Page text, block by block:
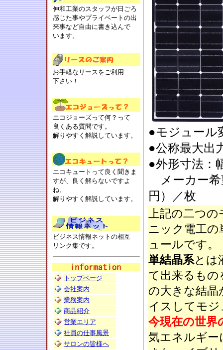
伸和工業のスタッフが日ごろ
感じた事やプライベートの出
来事など自由に書き込んで
います。
お手軽なリースをご利用
下さい！
エコジョーズって何？って
良くある質問です。
解りやすく解説しています。
エコキュートって良く聞きま
すが、良く解らないですよ
ね、
解りやすく解説しています。
ビジネス情報ネットの相互
リンク集です。
トップページ
会社案内
業務案内
商品紹介
営業エリア
社員の仕事風景
サロンの皆様へ
●モジュール
●公称最大出
●外形寸法：
メーカー
円）／枚
上記の二つ
ニック電工
ュールです。
単結晶系とは
て出来るも
の大きな結
イスしてモ
今現在の世界
気エネルギー